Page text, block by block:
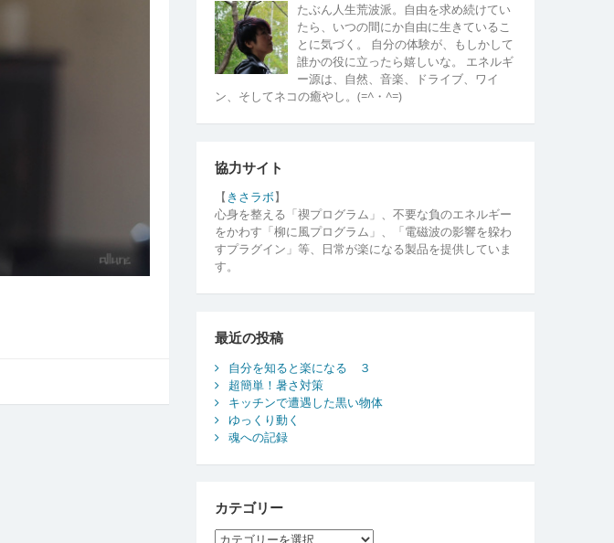
たぶん人生荒波派。自由を求め続けてい
たら、いつの間にか自由に生きているこ
とに気づく。 自分の体験が、もしかして
誰かの役に立ったら嬉しいな。 エネルギ
ー源は、自然、音楽、ドライブ、ワイ
ン、そしてネコの癒やし。(=^・^=)
協力サイト
【 きさラボ】
心身を整える「禊プログラム」、不要な負のエネルギー
をかわす「柳に風プログラム」、「電磁波の影響を躱わ
すプラグイン」等、日常が楽になる製品を提供していま
す。
最近の投稿
自分を知ると楽になる ３
超簡単！暑さ対策
キッチンで遭遇した黒い物体
ゆっくり動く
魂への記録
カテゴリー
カ